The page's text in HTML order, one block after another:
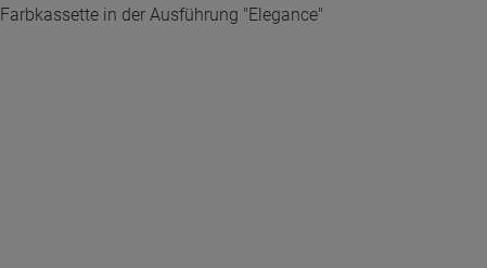
Farbkassette in der Ausführung "Elegance"